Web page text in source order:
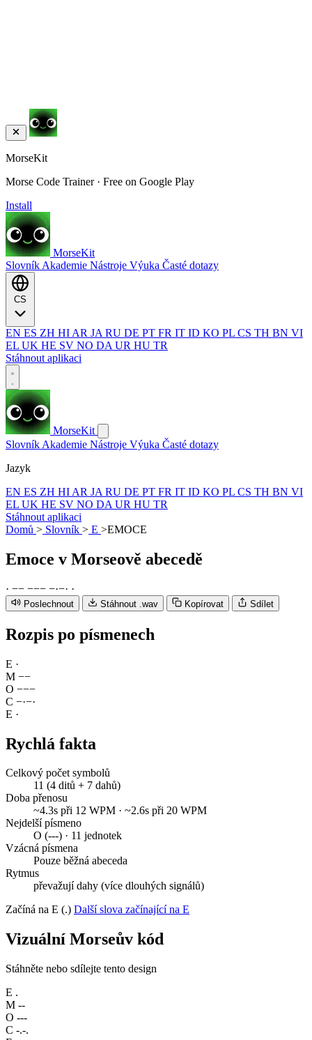
MorseKit
Morse Code Trainer · Free on Google Play
Install
MorseKit
Slovník Akademie Nástroje Výuka Časté dotazy
EN ES ZH HI AR JA RU DE PT FR IT ID KO PL CS TH BN VI
EL UK HE SV NO DA UR HU TR
Stáhnout aplikaci
MorseKit
Slovník Akademie Nástroje Výuka Časté dotazy
Jazyk
EN ES ZH HI AR JA RU DE PT FR IT ID KO PL CS TH BN VI
EL UK HE SV NO DA UR HU TR
Stáhnout aplikaci
Domů > Slovník > E >EMOCE
Emoce v Morseově abecedě
· −− −−− −·−· ·
Poslechnout Stáhnout .wav Kopírovat Sdílet
Rozpis po písmenech
E ·
M −−
O −−−
C −·−·
E ·
Rychlá fakta
Celkový počet symbolů
11 (4 ditů + 7 dahů)
Doba přenosu
~4.3s při 12 WPM · ~2.6s při 20 WPM
Nejdelší písmeno
O (---) · 11 jednotek
Vzácná písmena
Pouze běžná abeceda
Rytmus
převažují dahy (více dlouhých signálů)
Začíná na E (.) Další slova začínající na E
Vizuální Morseův kód
Stáhněte nebo sdílejte tento design
E .
M --
O ---
C -.-.